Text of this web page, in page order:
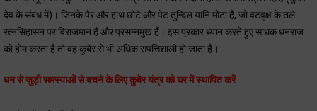
देव के संबंध में)। जिनके पैर और हाथ छोटे और पेट तुन्दिल यानि मोटा है, जो वटवृक्ष के तले
रत्नसिंहासन पर विराजमान हैं और प्रसन्नमुख हैं। इस प्रकार ध्यान करते हुए साधक धनराज
को होम करता है तो वह कुबेर से भी अधिक संपत्तिशाली हो जाता है।
धन से जुड़ी समस्याओं से बचने के लिए कुबेर यंत्र को घर में स्थापित करें